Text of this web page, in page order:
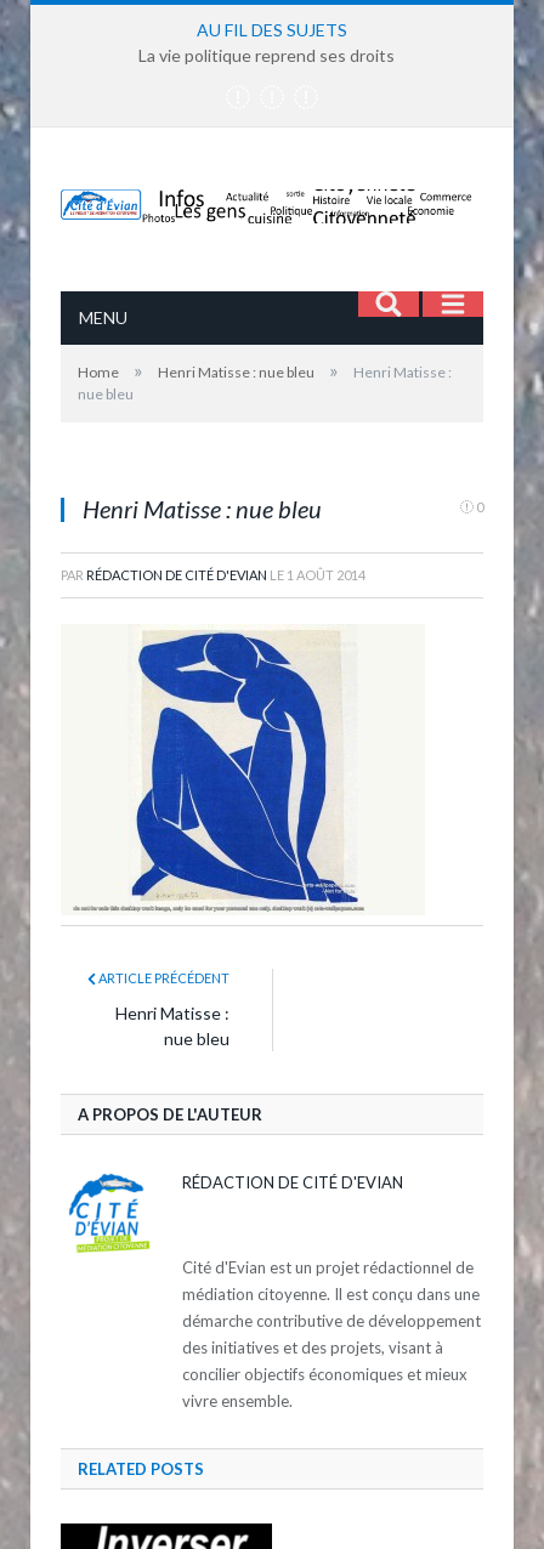
AU FIL DES SUJETS
La vie politique reprend ses droits
MENU
Home » Henri Matisse : nue bleu »
Henri Matisse :
nue bleu
Henri Matisse : nue bleu 0
PAR RÉDACTION DE CITÉ D'EVIAN LE 1 AOÛT 2014
ARTICLE PRÉCÉDENT
Henri Matisse :
nue bleu
A PROPOS DE L'AUTEUR
RÉDACTION DE CITÉ D'EVIAN
Cité d'Evian est un projet rédactionnel de
médiation citoyenne. Il est conçu dans une
démarche contributive de développement
des initiatives et des projets, visant à
concilier objectifs économiques et mieux
vivre ensemble.
RELATED POSTS